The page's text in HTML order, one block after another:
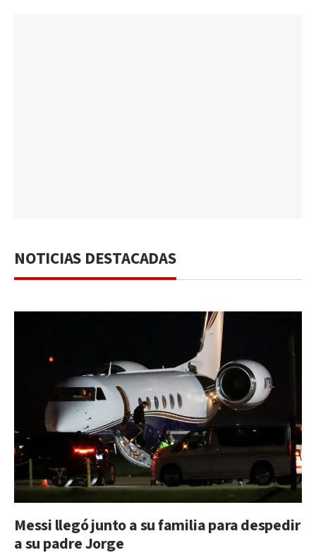
NOTICIAS DESTACADAS
Messi llegó junto a su familia para despedir
a su padre Jorge